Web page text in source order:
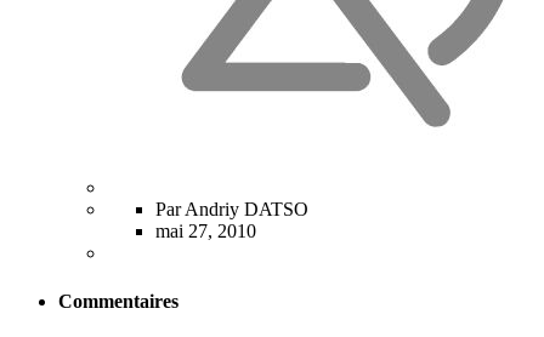
Par Andriy DATSO
mai 27, 2010
Commentaires